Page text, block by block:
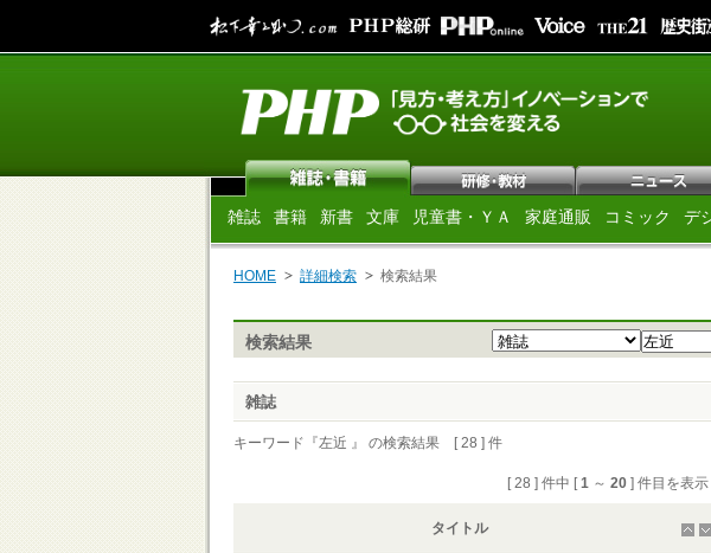
雑誌 書籍 新書 文庫 児童書・ＹＡ 家庭通販 コミック デ
HOME 詳細検索
検索結果
検索結果
雑誌
キーワード『左近 』 の検索結果 [ 28 ] 件
[ 28 ] 件中 [1～ 20] 件目を表示
タイトル